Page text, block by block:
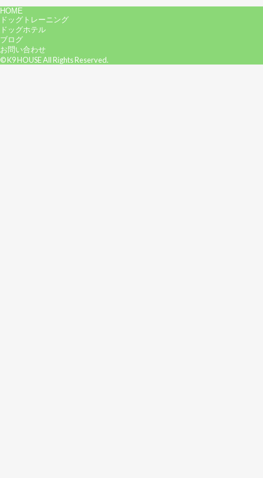
HOME
ドッグトレーニング
ドッグホテル
ブログ
お問い合わせ
© K9 HOUSE All Rights Reserved.